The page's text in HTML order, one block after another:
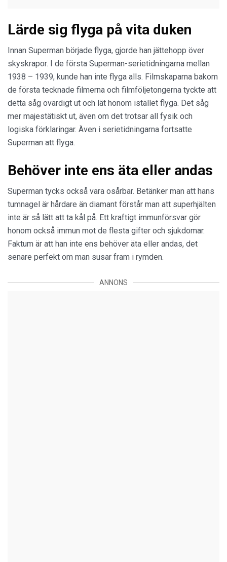
Lärde sig flyga på vita duken
Innan Superman började flyga, gjorde han jättehopp över
skyskrapor. I de första Superman-serietidningarna mellan
1938 – 1939, kunde han inte flyga alls. Filmskaparna bakom
de första tecknade filmerna och filmföljetongerna tyckte att
detta såg ovärdigt ut och lät honom istället flyga. Det såg
mer majestätiskt ut, även om det trotsar all fysik och
logiska förklaringar. Även i serietidningarna fortsatte
Superman att flyga.
Behöver inte ens äta eller andas
Superman tycks också vara osårbar. Betänker man att hans
tumnagel är hårdare än diamant förstår man att superhjälten
inte är så lätt att ta kål på. Ett kraftigt immunförsvar gör
honom också immun mot de flesta gifter och sjukdomar.
Faktum är att han inte ens behöver äta eller andas, det
senare perfekt om man susar fram i rymden.
ANNONS